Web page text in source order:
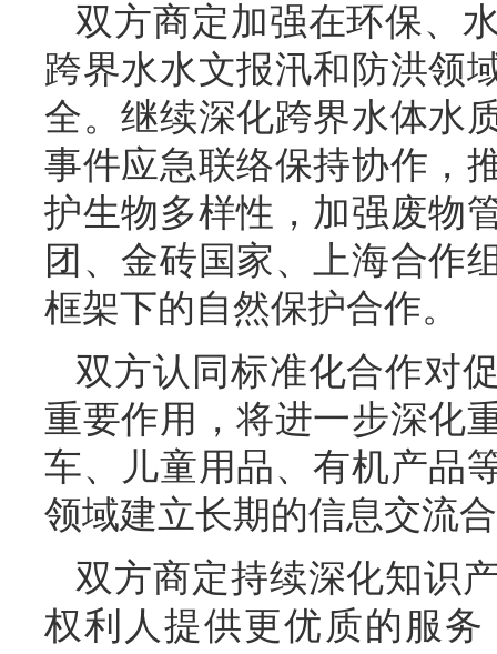
双方商定加强在环保、
跨界水水文报汛和防洪领
全。继续深化跨界水体水
事件应急联络保持协作，
护生物多样性，加强废物
团、金砖国家、上海合作
框架下的自然保护合作。
双方认同标准化合作对
重要作用，将进一步深化
车、儿童用品、有机产品
领域建立长期的信息交流
双方商定持续深化知识
权利人提供更优质的服